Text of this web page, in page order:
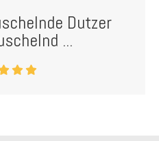
Dutzer
...